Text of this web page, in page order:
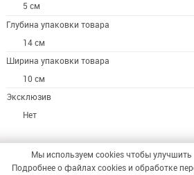
5 см
Глубина упаковки товара
14 см
Ширина упаковки товара
10 см
Эксклюзив
Нет
Мы используем cookies чтобы улучшить
Подробнее о файлах cookies и обработке